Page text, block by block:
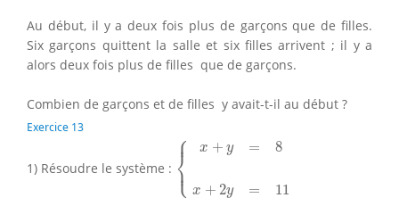
Au début, il y a deux fois plus de garçons que de filles.
Six garçons quittent la salle et six filles arrivent ; il y a
alors deux fois plus de filles que de garçons.
Combien de garçons et de filles y avait-t-il au début ?
Exercice 13
1) Résoudre le système : ⎧
⎪
⎨
⎪
⎩
x + y = 8
x + 2y = 11
x 8 11